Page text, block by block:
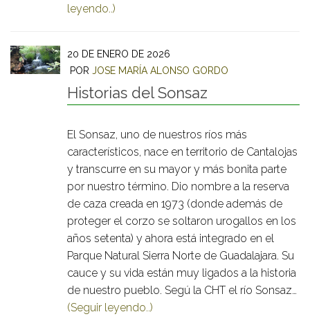
leyendo..)
20 DE ENERO DE 2026
POR JOSE MARÍA ALONSO GORDO
Historias del Sonsaz
El Sonsaz, uno de nuestros ríos más
característicos, nace en territorio de Cantalojas
y transcurre en su mayor y más bonita parte
por nuestro término. Dio nombre a la reserva
de caza creada en 1973 (donde además de
proteger el corzo se soltaron urogallos en los
años setenta) y ahora está integrado en el
Parque Natural Sierra Norte de Guadalajara. Su
cauce y su vida están muy ligados a la historia
de nuestro pueblo. Segú la CHT el río Sonsaz…
(Seguir leyendo..)